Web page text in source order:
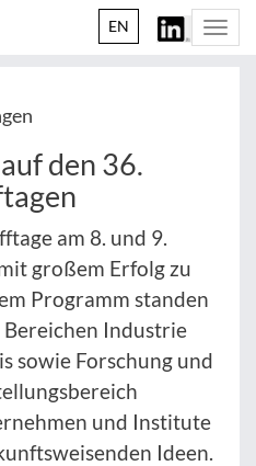
EN
den 36.
am 8. und 9.
großem Erfolg zu
Programm standen
Industrie
sowie Forschung und
und Institute
Ideen.